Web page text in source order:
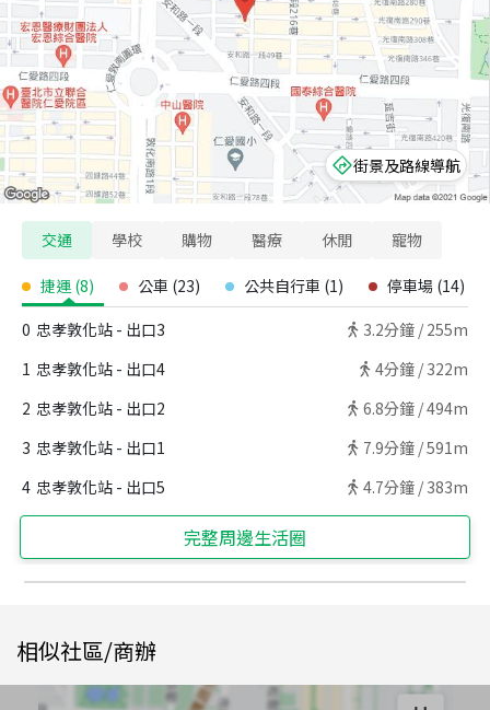
街景及路線導航
交通 學校 購物 醫療 休閒 寵物
捷運 (8) 公車 (23) 公共自行車 (1) 停車場 (14)
0 忠孝敦化站 - 出口3 3.2分鐘 / 255m
1 忠孝敦化站 - 出口4 4分鐘 / 322m
2 忠孝敦化站 - 出口2 6.8分鐘 /494m
3 忠孝敦化站 - 出口1 7.9分鐘 /591m
4 忠孝敦化站 - 出口5 4.7分鐘 / 383m
完整周邊生活圈
相似社區/商辦